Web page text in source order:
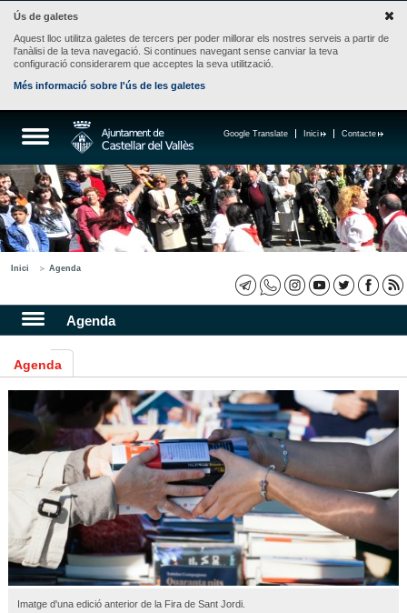
Ús de galetes
Aquest lloc utilitza galetes de tercers per poder millorar els nostres serveis a partir de
l'anàlisi de la teva navegació. Si continues navegant sense canviar la teva
configuració considerarem que acceptes la seva utilització.
Més informació sobre l'ús de les galetes
Contacte
Inici
Google Translate
Inici Agenda
Agenda
Agenda
Imatge d'una edició anterior de la Fira de Sant Jordi.